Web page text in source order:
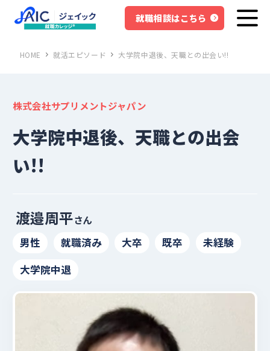
就職相談はこちら
HOME 就活エピソード 大学院中退後、天職との出会い!!
株式会社サプリメントジャパン
大学院中退後、天職との出会
い!!
渡邉周平さん
男性 就職済み 大卒 既卒
未経験
大学院中退